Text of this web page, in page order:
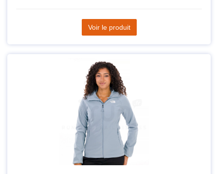
Voir le produit